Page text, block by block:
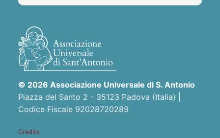
© 2026 Associazione Universale di S. Antonio
Piazza del Santo 2 - 35123 Padova (Italia) |
Codice Fiscale 92028720289
Credits